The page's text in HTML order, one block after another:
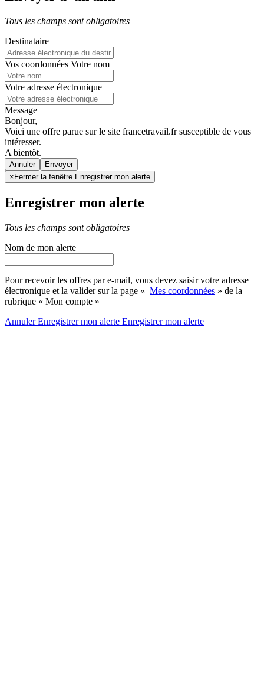
Tous les champs sont obligatoires
Destinataire
Vos coordonnées Votre nom
Votre adresse électronique
Message
Bonjour,
Voici une offre parue sur le site francetravail.fr susceptible de vous
intéresser.
A bientôt.
Annuler
× Fermer la fenêtre Enregistrer mon alerte
Enregistrer mon alerte
Tous les champs sont obligatoires
Nom de mon alerte
Pour recevoir les offres par e-mail, vous devez saisir votre adresse
électronique et la valider sur la page « Mes coordonnées » de la
rubrique « Mon compte »
AnnulerEnregistrer mon alerte Enregistrermon alerte